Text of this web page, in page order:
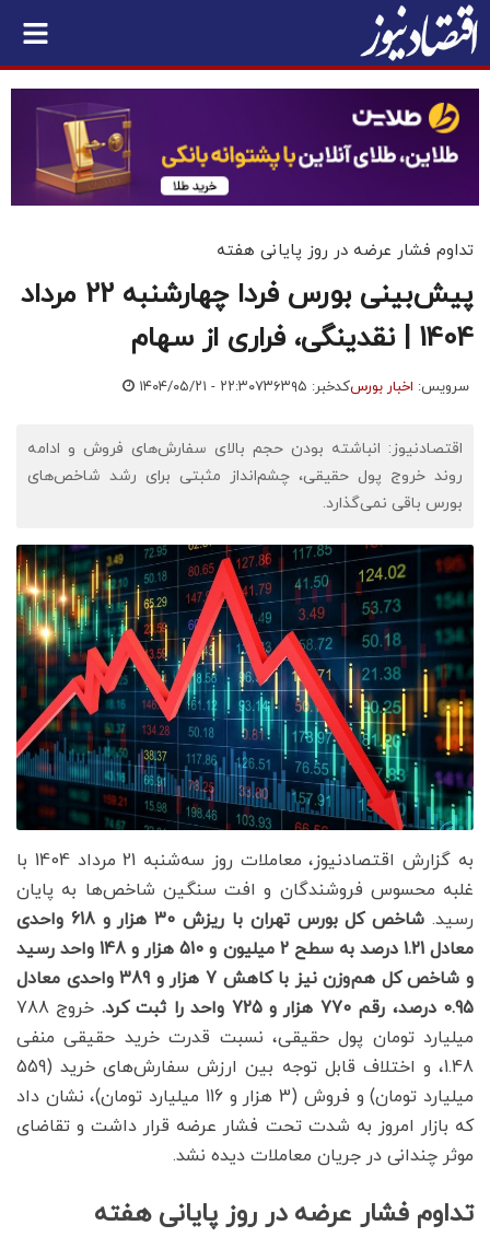
تداوم فشار عرضه در روز پایانی هفته
پیش‌بینی بورس فردا چهارشنبه 22 مرداد
1404 | نقدینگی، فراری از سهام
سرویس: اخبار بورسکدخبر: ۷۳۶۳۹۵ ۱۴۰۴/۰۵/۲۱ - ۲۲:۳۰
اقتصادنیوز: انباشته بودن حجم بالای سفارش‌های فروش و ادامه
روند خروج پول حقیقی، چشم‌انداز مثبتی برای رشد شاخص‌های
بورس باقی نمی‌گذارد.
به گزارش اقتصادنیوز، معاملات روز سه‌شنبه 21 مرداد 1404 با
غلبه محسوس فروشندگان و افت سنگین شاخص‌ها به پایان
رسید.
شاخص کل بورس تهران با ریزش 30 هزار و 618 واحدی
معادل 1.21 درصد به سطح 2 میلیون و 510 هزار و 148 واحد رسید
و شاخص کل هم‌وزن نیز با کاهش 7 هزار و 389 واحدی معادل
0.95 درصد، رقم 770 هزار و 725 واحد را ثبت کرد.
خروج 788
میلیارد تومان پول حقیقی، نسبت قدرت خرید حقیقی منفی
1.48، و اختلاف قابل توجه بین ارزش سفارش‌های خرید (559
میلیارد تومان) و فروش (3 هزار و 116 میلیارد تومان)، نشان داد
که بازار امروز به شدت تحت فشار عرضه قرار داشت و تقاضای
موثر چندانی در جریان معاملات دیده نشد.
تداوم فشار عرضه در روز پایانی هفته